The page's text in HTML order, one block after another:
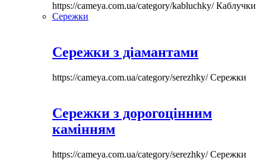
https://cameya.com.ua/category/kabluchky/Каблучки
Сережки
Сережки з діамантами
https://cameya.com.ua/category/serezhky/Сережки
Сережки з дорогоцінним
камінням
https://cameya.com.ua/category/serezhky/Сережки